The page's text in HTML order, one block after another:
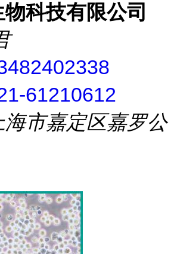
科技有限公司
61210612
海市嘉定区嘉罗公